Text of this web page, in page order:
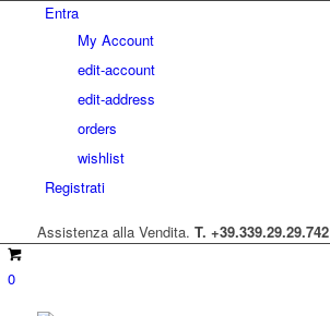
Entra
My Account
edit-account
edit-address
orders
wishlist
Registrati
Assistenza alla Vendita. T. +39.339.29.29.742
0